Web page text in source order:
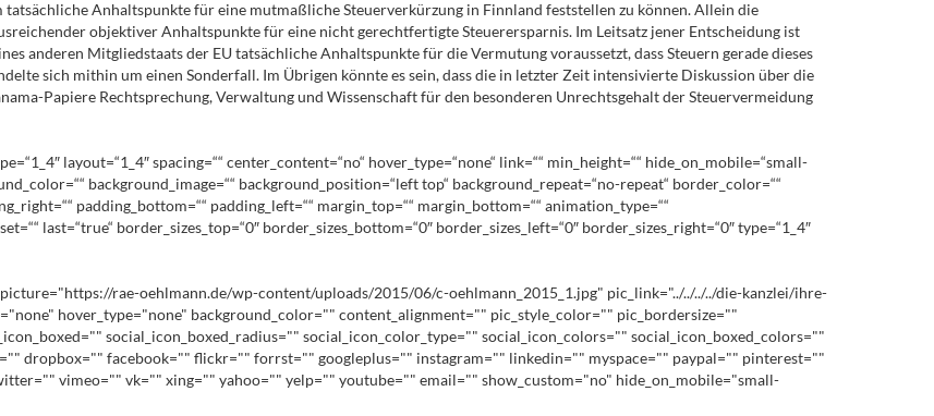
tatsächliche Anhaltspunkte für eine mutmaßliche Steuerverkürzung in Finnland feststellen zu können. Allein die
objektiver Anhaltspunkte für eine nicht gerechtfertigte Steuerersparnis. Im Leitsatz jener Entscheidung ist
anderen Mitgliedstaats der EU tatsächliche Anhaltspunkte für die Vermutung voraussetzt, dass Steuern gerade dieses
sich mithin um einen Sonderfall. Im Übrigen könnte es sein, dass die in letzter Zeit intensivierte Diskussion über die
Papiere Rechtsprechung, Verwaltung und Wissenschaft für den besonderen Unrechtsgehalt der Steuervermeidung
layout=“1_4″ spacing=““ center_content=“no“ hover_type=“none“ link=““ min_height=““ hide_on_mobile=“small-
background_image=““ background_position=“left top“ background_repeat=“no-repeat“ border_color=““
padding_bottom=““ padding_left=““ margin_top=““ margin_bottom=““ animation_type=““
last=“true“ border_sizes_top=“0″ border_sizes_bottom=“0″ border_sizes_left=“0″ border_sizes_right=“0″ type=“1_4″
rae-oehlmann.de/wp-content/uploads/2015/06/c-oehlmann_2015_1.jpg" pic_link="../../../../die-kanzlei/ihre-
hover_type="none" background_color="" content_alignment="" pic_style_color="" pic_bordersize=""
social_icon_boxed_radius="" social_icon_color_type="" social_icon_colors="" social_icon_boxed_colors=""
dropbox="" facebook="" flickr="" forrst="" googleplus="" instagram="" linkedin="" myspace="" paypal="" pinterest=""
vimeo="" vk="" xing="" yahoo="" yelp="" youtube="" email="" show_custom="no" hide_on_mobile="small-